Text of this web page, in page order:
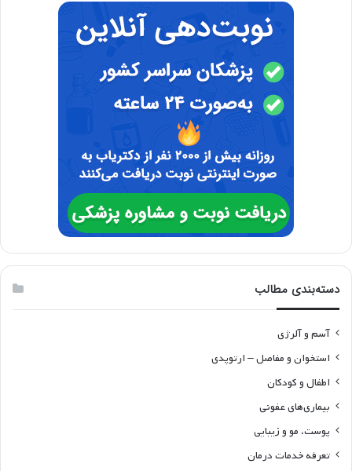
دسته‌بندی مطالب
آسم و آلرژی
استخوان و مفاصل – ارتوپدی
اطفال و کودکان
بیماری‌های عفونی
پوست، مو و زیبایی
تعرفه خدمات درمان